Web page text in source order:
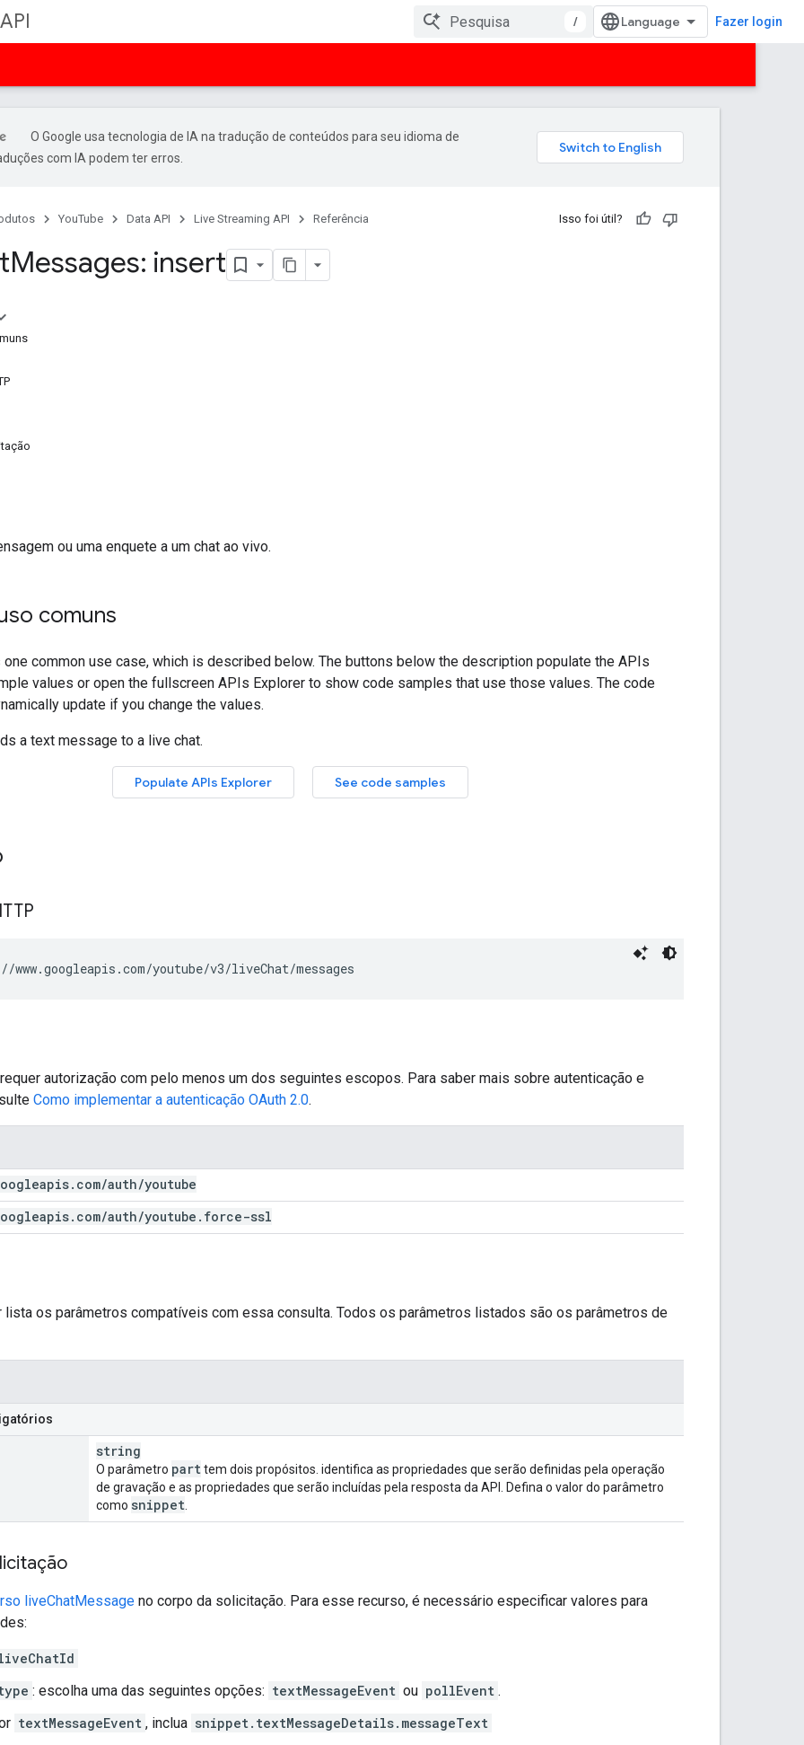
/ Fazer login
O Google usa tecnologia de IA na tradução de conteúdos para seu idioma de
com IA podem ter erros.
YouTube Data API Live Streaming API Referência Isso foi útil?
Messages: insert
ou uma enquete a um chat ao vivo.
comuns
www.googleapis.com/youtube/v3/liveChat/messages
autorização com pelo menos um dos seguintes escopos. Para saber mais sobre autenticação e
Como implementar a autenticação OAuth 2.0.
. com/auth/youtube
. com/auth/youtube . force-ssl
lista os parâmetros compatíveis com essa consulta. Todos os parâmetros listados são os parâmetros de
string
O parâmetro parttem dois propósitos. identifica as propriedades que serão definidas pela operação
de gravação e as propriedades que serão incluídas pela resposta da API. Defina o valor do parâmetro
como snippet
liveChatMessage no corpo da solicitação. Para esse recurso, é necessário especificar valores para
: escolha uma das seguintes opções: textMessageEvent ou pollEvent .
textMessageEvent , inclua snippet.textMessageDetails.messageText